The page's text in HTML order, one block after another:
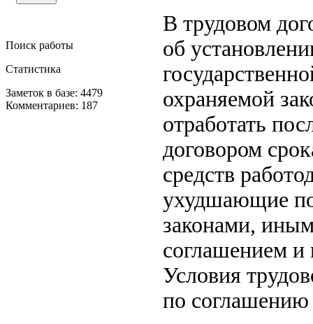
Поиск работы
Статистика
Заметок в базе: 4479
Комментариев: 187
В трудовом
об
охраняемой
отработать
договором
средств
ухудшающие
законами,
соглашением и
Условия
по